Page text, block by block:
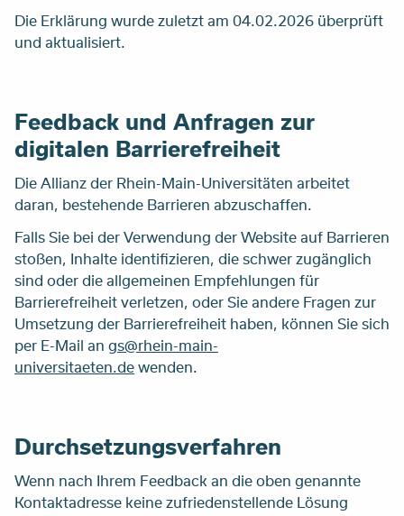
Die Erklärung wurde zuletzt am 04.02.2026 überprüft
und aktualisiert.
Feedback und Anfragen zur
digitalen Barrierefreiheit
Die Allianz der Rhein-Main-Universitäten arbeitet
daran, bestehende Barrieren abzuschaffen.
Falls Sie bei der Verwendung der Website auf Barrieren
stoßen, Inhalte identifizieren, die schwer zugänglich
sind oder die allgemeinen Empfehlungen für
Barrierefreiheit verletzen, oder Sie andere Fragen zur
Umsetzung der Barrierefreiheit haben, können Sie sich
per E-Mail an gs@rhein-main-
universitaeten.dewenden.
Durchsetzungsverfahren
Wenn nach Ihrem Feedback an die oben genannte
Kontaktadresse keine zufriedenstellende Lösung